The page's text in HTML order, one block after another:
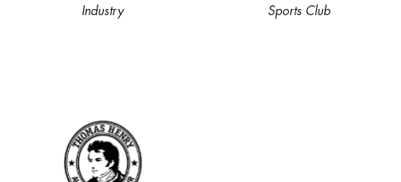
Industry Sports Club